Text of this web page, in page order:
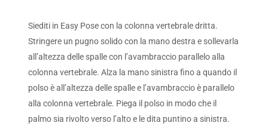
Siediti in Easy Pose con la colonna vertebrale dritta.
Stringere un pugno solido con la mano destra e sollevarla
all’altezza delle spalle con l’avambraccio parallelo alla
colonna vertebrale. Alza la mano sinistra fino a quando il
polso è all’altezza delle spalle e l’avambraccio è parallelo
alla colonna vertebrale. Piega il polso in modo che il
palmo sia rivolto verso l’alto e le dita puntino a sinistra.